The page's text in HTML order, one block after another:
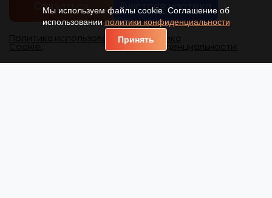
Связаться Быстрая ипотека
Политика использования
Cookie.
Политика
конфиденциальности.
Мы используем файлы cookie. Соглашение об
использовании политики конфиденциальности
Принять